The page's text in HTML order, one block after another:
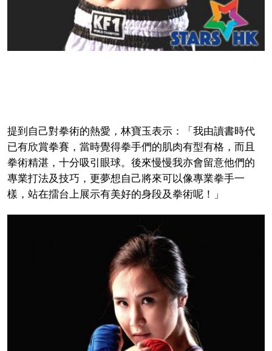
提到自己對拳術的熱愛，林寶玉表示：「我由讀書時代
已有欣賞拳賽，當時覺得拳手們的肌肉有型有格，而且
拳術精湛，十分吸引眼球。後來慢慢我亦會留意他們的
專業打法及技巧，更夢想自己將來可以像專業拳手一
樣，站在擂台上展示有美好的身段及拳術呢！」